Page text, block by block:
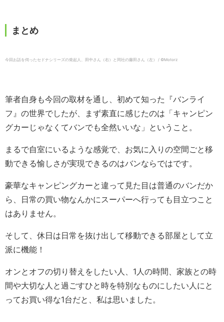
まとめ
今回お話を伺ったセドナシリーズの発起人、田中さん（右）と同社の藤田さん（左） / ©️Motorz
筆者自身も今回の取材を通し、初めて知った『バンライ
フ』の世界でしたが、まず素直に感じたのは「キャンピン
グカーじゃなくてバンでも全然いいな」ということ。
まるで自室にいるような感覚で、お気に入りの空間ごと移
動できる愉しさが実現できるのはバンならではです。
豪華なキャンピングカーと違って見た目は普通のバンだか
ら、日常の買い物なんかにスーパーへ行っても目立つこと
はありません。
そして、休日は日常を抜け出して移動できる部屋として立
派に機能！
オンとオフの切り替えをしたい人、1人の時間、家族との時
間や大切な人と過ごすひと時を特別なものにしたい人にと
ってお買い得な1台だと、私は思いました。